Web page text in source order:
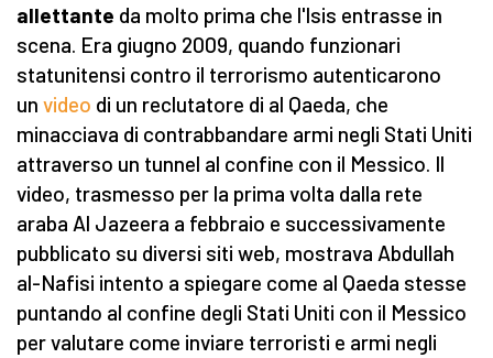
allettante da molto prima che l'Isis entrasse in
scena. Era giugno 2009, quando funzionari
statunitensi contro il terrorismo autenticarono
un video di un reclutatore di al Qaeda, che
minacciava di contrabbandare armi negli Stati Uniti
attraverso un tunnel al confine con il Messico. Il
video, trasmesso per la prima volta dalla rete
araba Al Jazeera a febbraio e successivamente
pubblicato su diversi siti web, mostrava Abdullah
al-Nafisi intento a spiegare come al Qaeda stesse
puntando al confine degli Stati Uniti con il Messico
per valutare come inviare terroristi e armi negli